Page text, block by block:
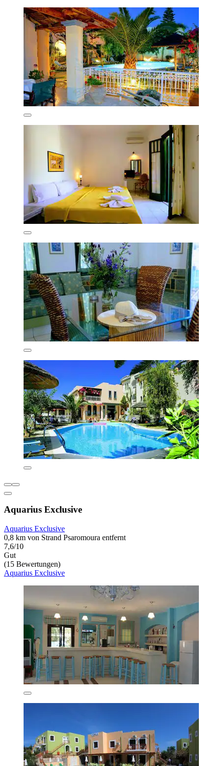
Aquarius Exclusive
Aquarius Exclusive
0,8 km von Strand Psaromoura entfernt
7,6/10
Gut
(15 Bewertungen)
Aquarius Exclusive